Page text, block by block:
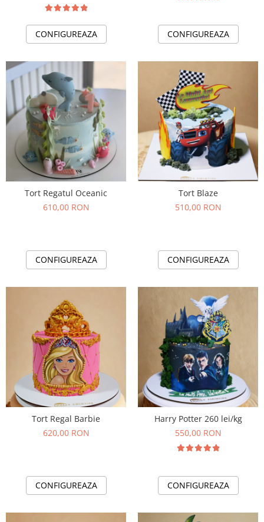
CONFIGUREAZA CONFIGUREAZA
Tort Regatul Oceanic
610,00 RON
CONFIGUREAZA
Tort Blaze
510,00 RON
CONFIGUREAZA
Tort Regal Barbie
620,00 RON
CONFIGUREAZA
Harry Potter 260 lei/kg
550,00 RON
CONFIGUREAZA